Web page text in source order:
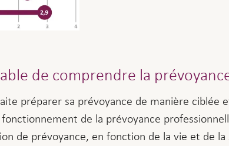
de comprendre la
préparer sa prévoyance de manière
de la prévoyance
de prévoyance, en fonction de la vie et de